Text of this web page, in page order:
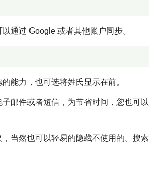
通过 Google 或者其他账户同步。
能力，也可选将姓氏显示在前。
邮件或者短信，为节省时间，您也可以
当然也可以轻易的隐藏不使用的。搜索